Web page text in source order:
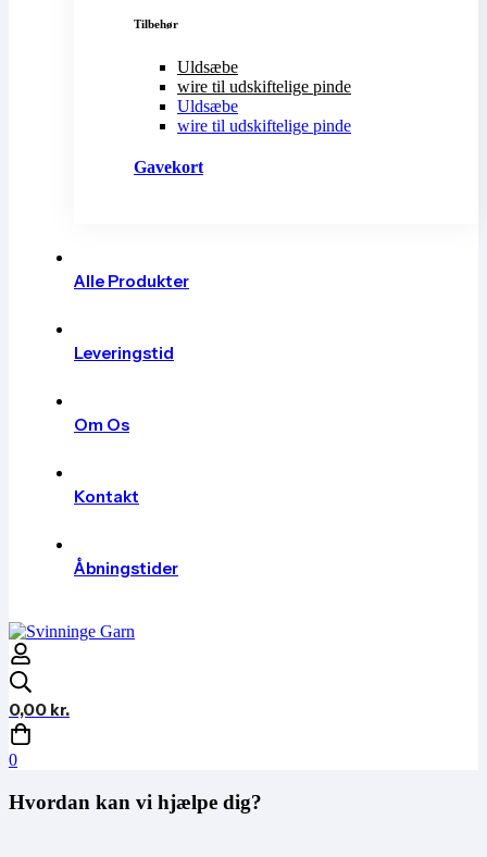
Tilbehør
Uldsæbe
wire til udskiftelige pinde
Uldsæbe
wire til udskiftelige pinde
Gavekort
Alle Produkter
Leveringstid
Om Os
Kontakt
Åbningstider
0,00 kr.
0
Hvordan kan vi hjælpe dig?